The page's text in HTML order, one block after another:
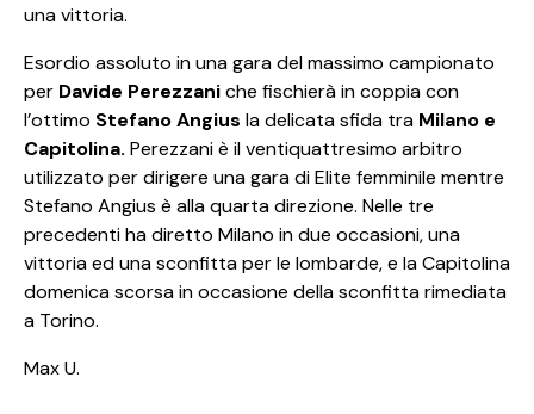
una vittoria.
Esordio assoluto in una gara del massimo campionato
per Davide Perezzaniche fischierà in coppia con
l’ottimo Stefano Angius la delicata sfida tra Milano e
Capitolina. Perezzani è il ventiquattresimo arbitro
utilizzato per dirigere una gara di Elite femminile mentre
Stefano Angius è alla quarta direzione. Nelle tre
precedenti ha diretto Milano in due occasioni, una
vittoria ed una sconfitta per le lombarde, e la Capitolina
domenica scorsa in occasione della sconfitta rimediata
a Torino.
Max U.